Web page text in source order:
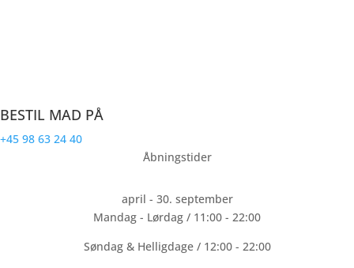
BESTIL MAD PÅ
+45 98 63 24 40
Åbningstider
april - 30. september
Mandag - Lørdag / 11:00 - 22:00
Søndag & Helligdage / 12:00 - 22:00